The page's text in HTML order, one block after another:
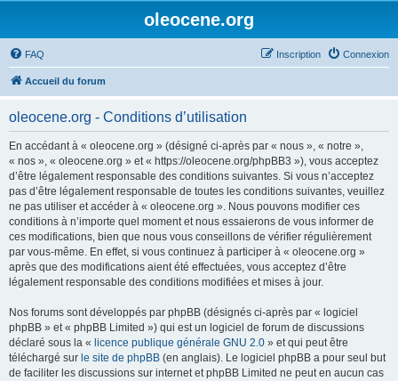
oleocene.org
FAQ Connexion
Inscription
Accueil du forum
oleocene.org - Conditions d’utilisation
En accédant à « oleocene.org » (désigné ci-après par « nous », « notre »,
« nos », « oleocene.org » et « https://oleocene.org/phpBB3 »), vous acceptez
d’être légalement responsable des conditions suivantes. Si vous n’acceptez
pas d’être légalement responsable de toutes les conditions suivantes, veuillez
ne pas utiliser et accéder à « oleocene.org ». Nous pouvons modifier ces
conditions à n’importe quel moment et nous essaierons de vous informer de
ces modifications, bien que nous vous conseillons de vérifier régulièrement
par vous-même. En effet, si vous continuez à participer à « oleocene.org »
après que des modifications aient été effectuées, vous acceptez d’être
légalement responsable des conditions modifiées et mises à jour.
Nos forums sont développés par phpBB (désignés ci-après par « logiciel
phpBB » et « phpBB Limited ») qui est un logiciel de forum de discussions
déclaré sous la « licence publique générale GNU 2.0 » et qui peut être
téléchargé sur le site de phpBB (en anglais). Le logiciel phpBB a pour seul but
de faciliter les discussions sur internet et phpBB Limited ne peut en aucun cas